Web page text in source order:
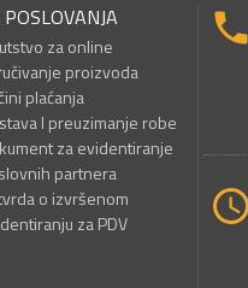
za online
proizvoda
plaćanja
I preuzimanje robe
za evidentiranje
partnera
o izvršenom
za PDV